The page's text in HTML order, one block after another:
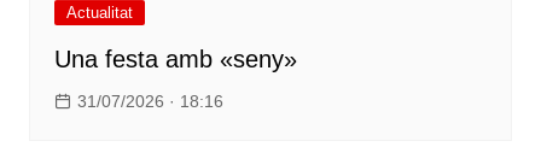
Actualitat
Una festa amb «seny»
31/07/2026 · 18:16